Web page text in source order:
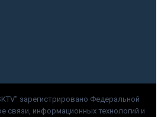
зарегистрировано Федеральной
связи, информационных технологий и